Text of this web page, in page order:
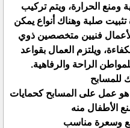
ومنع الحرارة، ويتم تركيب
صلبة وهناك أنواع يمكن
فنيين متخصصين ذوي
ويلتزم العمال بقواعد
الراحة والرفاهية.
للمسابح
هو عمل على المسابح كحمايات
الأطفال منه
وسعرة مناسب